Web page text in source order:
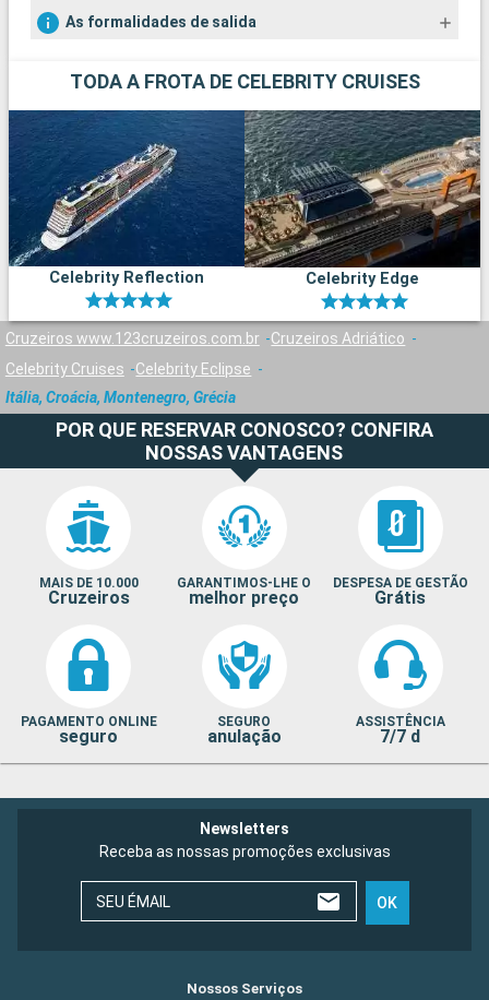
As formalidades de salida
TODA A FROTA DE CELEBRITY CRUISES
Celebrity Reflection Celebrity Edge
Cruzeiros www.123cruzeiros.com.br
Cruzeiros Adriático
Celebrity Cruises
Celebrity Eclipse
Itália, Croácia, Montenegro, Grécia
POR QUE RESERVAR CONOSCO? CONFIRA
NOSSAS VANTAGENS
MAIS DE 10.000
Cruzeiros
GARANTIMOS-LHE O
melhor preço
DESPESA DE GESTÃO
Grátis
PAGAMENTO ONLINE
seguro
SEGURO
anulação
ASSISTÊNCIA
7/7 d
Newsletters
Receba as nossas promoções exclusivas
SEU ÉMAIL OK
Nossos Serviços